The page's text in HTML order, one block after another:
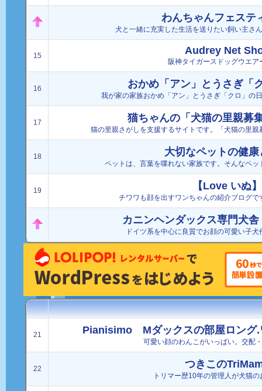
わんちゃんフェステ
犬と一緒に充実した生活を送りたい飼い主さ
15 Audrey Net
阪神タイガースドッグウエア
16 おかめ「アン」とうさぎ「
我が家の家族おかめ「アン」とうさぎ「クロ」の
17 猫ちゃんの「犬猫の里親募
猫の里親さがしを支援するサイトです。「犬猫の里
18 大切なペットの健康
ペットは、言葉を喋れない家族です。そんなペ
19 【Love いぬ】
チワワも顔を出すワンちゃんの紹介ブログで
カニンヘンダックス専門犬
ドイツ系を中心に良質でお顔の可愛い子
21 Pianisimo Mダックスの部屋ロング.
可愛い顔のわんこがいっぱい。交配
22 つきこの
トリマー歴10年の管理人が犬猫